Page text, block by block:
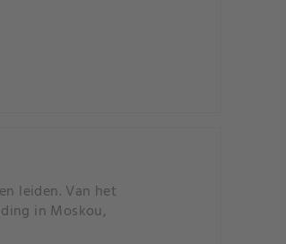
leiden. Van het
in Moskou,